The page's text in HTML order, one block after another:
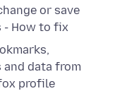
or save
- How to fix
and data from
profile